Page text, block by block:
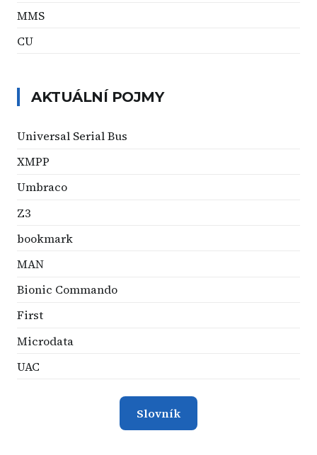
MMS
CU
AKTUÁLNÍ POJMY
Universal Serial Bus
XMPP
Umbraco
Z3
bookmark
MAN
Bionic Commando
First
Microdata
UAC
Slovník